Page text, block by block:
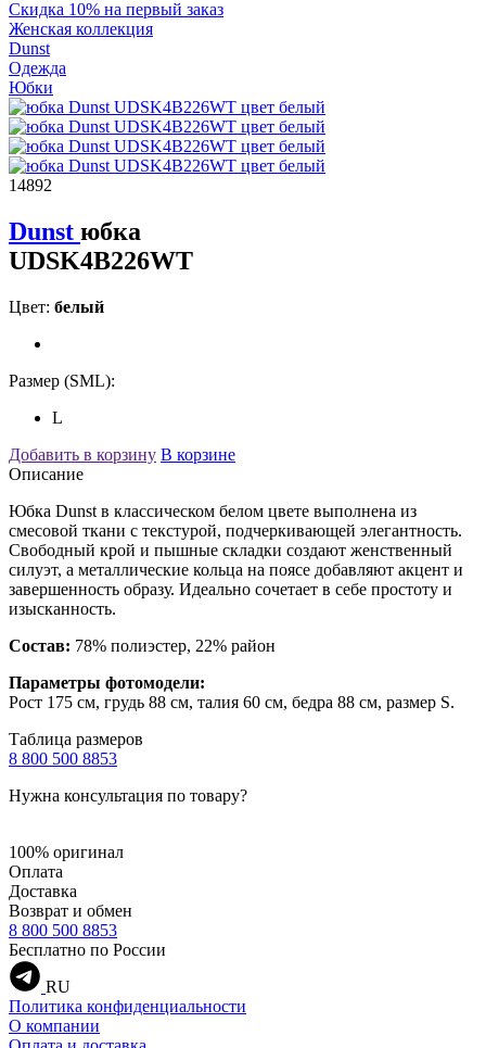
Скидка 10% на первый заказ
Женская коллекция
Dunst
Одежда
Юбки
14892
Dunst юбка
UDSK4B226WT
Цвет: белый
Размер (SML):
L
Добавить в корзину В корзине
Описание
Юбка Dunst в классическом белом цвете выполнена из
смесовой ткани с текстурой, подчеркивающей элегантность.
Свободный крой и пышные складки создают женственный
силуэт, а металлические кольца на поясе добавляют акцент и
завершенность образу. Идеально сочетает в себе простоту и
изысканность.
Состав: 78% полиэстер, 22% район
Параметры фотомодели:
Рост 175 см, грудь 88 см, талия 60 см, бедра 88 см, размер S.
Таблица размеров
8 800 500 8853
Нужна консультация по товару?
100% оригинал
Оплата
Доставка
Возврат и обмен
8 800 500 8853
Бесплатно по России
RU
Политика конфиденциальности
О компании